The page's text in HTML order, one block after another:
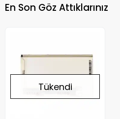
En Son Göz Attıklarınız
Tükendi